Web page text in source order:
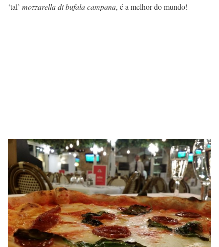
‘tal’ mozzarella di bufala campana, é a melhor do mundo!